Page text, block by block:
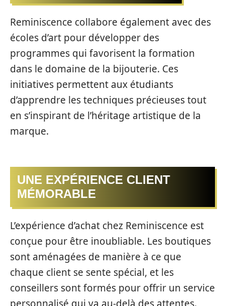
Reminiscence collabore également avec des
écoles d’art pour développer des
programmes qui favorisent la formation
dans le domaine de la bijouterie. Ces
initiatives permettent aux étudiants
d’apprendre les techniques précieuses tout
en s’inspirant de l’héritage artistique de la
marque.
UNE EXPÉRIENCE CLIENT
MÉMORABLE
L’expérience d’achat chez Reminiscence est
conçue pour être inoubliable. Les boutiques
sont aménagées de manière à ce que
chaque client se sente spécial, et les
conseillers sont formés pour offrir un service